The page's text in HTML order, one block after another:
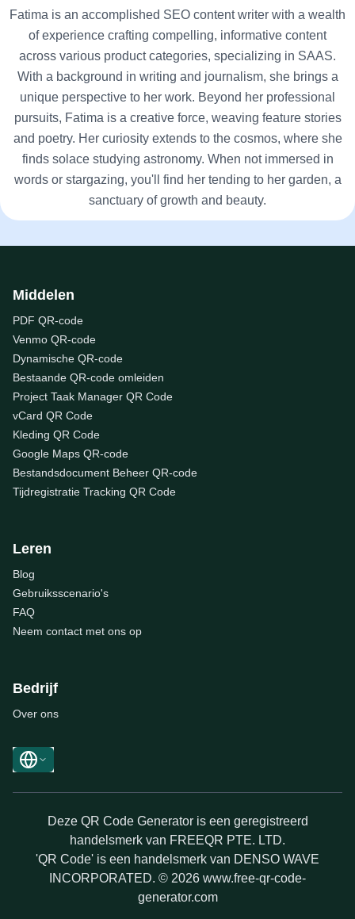
Fatima is an accomplished SEO content writer with a wealth
of experience crafting compelling, informative content
across various product categories, specializing in SAAS.
With a background in writing and journalism, she brings a
unique perspective to her work. Beyond her professional
pursuits, Fatima is a creative force, weaving feature stories
and poetry. Her curiosity extends to the cosmos, where she
finds solace studying astronomy. When not immersed in
words or stargazing, you'll find her tending to her garden, a
sanctuary of growth and beauty.
Middelen
PDF QR-code
Venmo QR-code
Dynamische QR-code
Bestaande QR-code omleiden
Project Taak Manager QR Code
vCard QR Code
Kleding QR Code
Google Maps QR-code
Bestandsdocument Beheer QR-code
Tijdregistratie Tracking QR Code
Leren
Blog
Gebruiksscenario's
FAQ
Neem contact met ons op
Bedrijf
Over ons
Deze QR Code Generator is een geregistreerd
handelsmerk van FREEQR PTE. LTD.
'QR Code' is een handelsmerk van DENSO WAVE
INCORPORATED. © 2026 www.free-qr-code-
generator.com